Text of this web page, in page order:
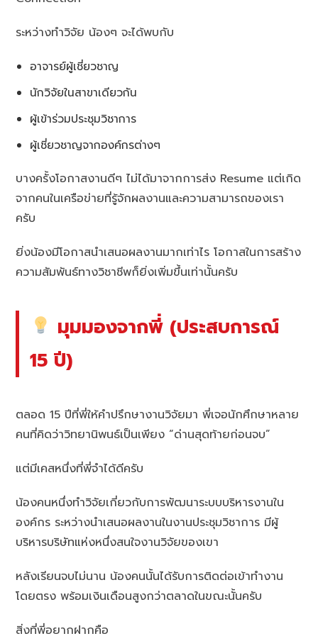
ระหว่างทำวิจัย น้องๆ จะได้พบกับ
อาจารย์ผู้เชี่ยวชาญ
นักวิจัยในสาขาเดียวกัน
ผู้เข้าร่วมประชุมวิชาการ
ผู้เชี่ยวชาญจากองค์กรต่างๆ
บางครั้งโอกาสงานดีๆ ไม่ได้มาจากการส่ง Resume แต่เกิด
จากคนในเครือข่ายที่รู้จักผลงานและความสามารถของเรา
ครับ
ยิ่งน้องมีโอกาสนำเสนอผลงานมากเท่าไร โอกาสในการสร้าง
ความสัมพันธ์ทางวิชาชีพก็ยิ่งเพิ่มขึ้นเท่านั้นครับ
มุมมองจากพี่ (ประสบการณ์
15 ปี)
ตลอด 15 ปีที่พี่ให้คำปรึกษางานวิจัยมา พี่เจอนักศึกษาหลาย
คนที่คิดว่าวิทยานิพนธ์เป็นเพียง “ด่านสุดท้ายก่อนจบ”
แต่มีเคสหนึ่งที่พี่จำได้ดีครับ
น้องคนหนึ่งทำวิจัยเกี่ยวกับการพัฒนาระบบบริหารงานใน
องค์กร ระหว่างนำเสนอผลงานในงานประชุมวิชาการ มีผู้
บริหารบริษัทแห่งหนึ่งสนใจงานวิจัยของเขา
หลังเรียนจบไม่นาน น้องคนนั้นได้รับการติดต่อเข้าทำงาน
โดยตรง พร้อมเงินเดือนสูงกว่าตลาดในขณะนั้นครับ
สิ่งที่พี่อยากฝากคือ